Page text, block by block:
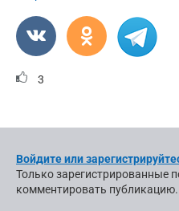
3
Войдите или
Только зарегистрированные
комментировать публикацию.